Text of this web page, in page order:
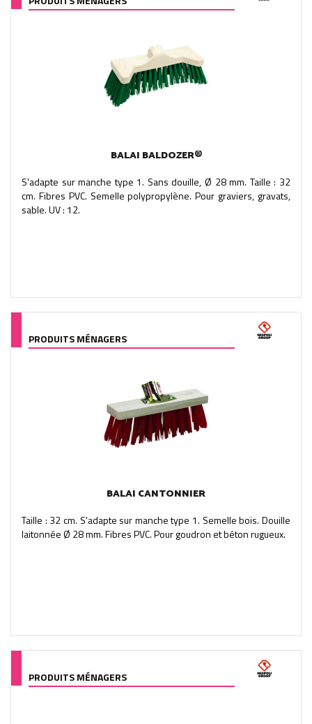
BALAI BALDOZER®
S'adapte sur manche type 1. Sans douille, Ø 28 mm. Taille : 32
cm. Fibres PVC. Semelle polypropylène. Pour graviers, gravats,
sable. UV : 12.
PRODUITS MÉNAGERS
BALAI CANTONNIER
Taille : 32 cm. S'adapte sur manche type 1. Semelle bois. Douille
laitonnée Ø 28 mm. Fibres PVC. Pour goudron et béton rugueux.
PRODUITS MÉNAGERS